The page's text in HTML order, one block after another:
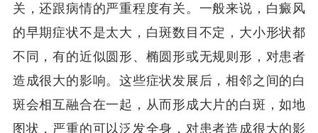
关，还跟病情的严重程度有关。一般来说，白癜风
的早期症状不是太大，白斑数目不定，大小形状都
不同，有的近似圆形、椭圆形或无规则形，对患者
造成很大的影响。这些症状发展后，相邻之间的白
斑会相互融合在一起，从而形成大片的白斑，如地
图状，严重的可以泛发全身，对患者造成很大的影